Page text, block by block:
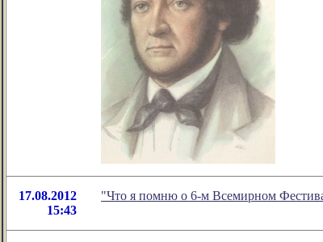
17.08.2012
15:43
"Что я помню о 6-м Всемирном